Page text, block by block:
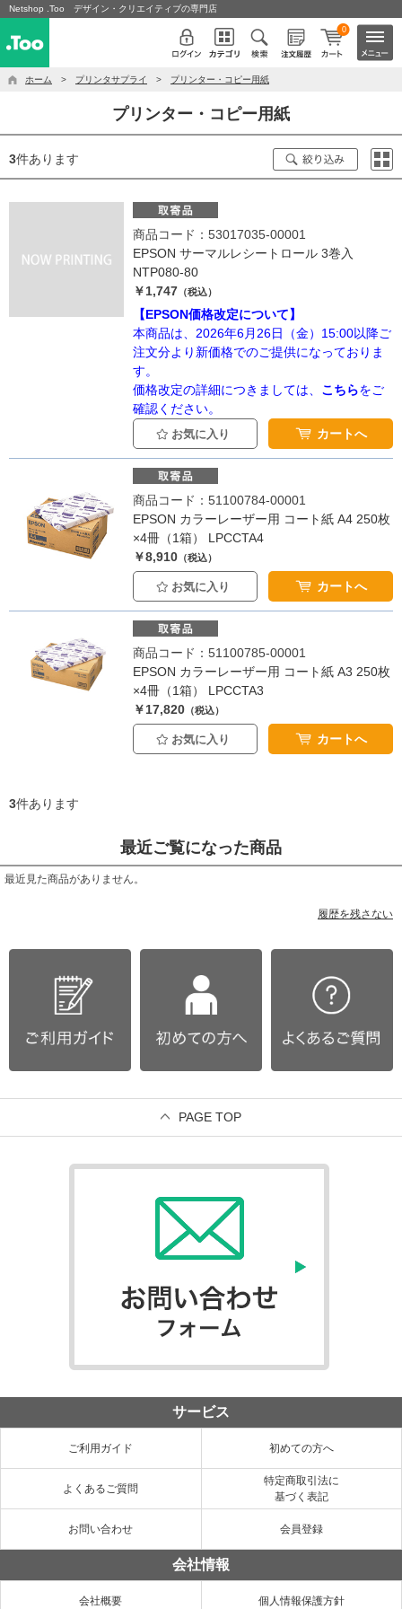
Netshop .Too デザイン・クリエイティブの専門店
0
ホーム > プリンタサプライ > プリンター・コピー用紙
プリンター・コピー用紙
3件あります
商品コード：53017035-00001
EPSON サーマルレシートロール 3巻入
NTP080-80
￥1,747 （税込）
【EPSON価格改定について】
本商品は、2026年6月26日（金）15:00以降ご
注文分より新価格でのご提供になっておりま
す。
価格改定の詳細につきましては、 こちらをご
確認ください。
お気に入り カートへ
商品コード：51100784-00001
EPSON カラーレーザー用 コート紙 A4 250枚
×4冊（1箱） LPCCTA4
￥8,910 （税込）
お気に入り カートへ
商品コード：51100785-00001
EPSON カラーレーザー用 コート紙 A3 250枚
×4冊（1箱） LPCCTA3
￥17,820 （税込）
お気に入り カートへ
3件あります
最近ご覧になった商品
最近見た商品がありません。
履歴を残さない
PAGE TOP
サービス
ご利用ガイド 初めての方へ
よくあるご質問
特定商取引法に
基づく表記
お問い合わせ 会員登録
会社情報
会社概要 個人情報保護方針